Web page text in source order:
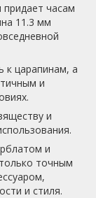
часам
11.3 мм
к царапинам, а
и
и
и
точным
и стиля.